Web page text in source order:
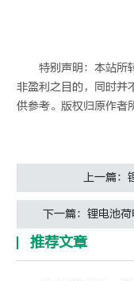
特别声明：本站所
非盈利之目的，同时并
供参考。版权归原作者
上一篇：
下一篇：锂电池
推荐文章